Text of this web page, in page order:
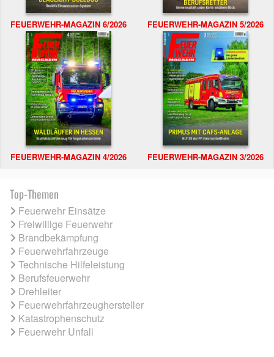
FEUERWEHR-MAGAZIN 6/2026 FEUERWEHR-MAGAZIN 5/2026
FEUERWEHR-MAGAZIN 4/2026 FEUERWEHR-MAGAZIN 3/2026
Top-Themen
Feuerwehr Einsätze
Freiwillige Feuerwehr
Brandbekämpfung
Feuerwehrfahrzeuge
Technische Hilfeleistung
Berufsfeuerwehr
Drehleiter
Feuerwehrfahrzeughersteller
Katastrophenschutz
Feuerwehr Unfall